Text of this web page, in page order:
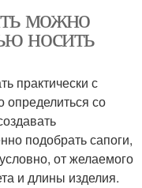
можно
носить
практически с
со
подобрать сапоги,
от желаемого
и длины изделия.